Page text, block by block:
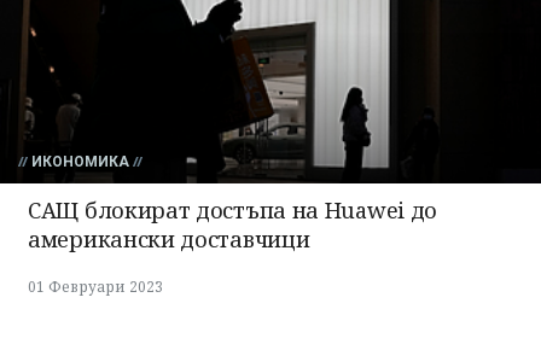
ИКОНОМИКА
САЩ блокират достъпа на Huawei до
американски доставчици
01 Февруари 2023